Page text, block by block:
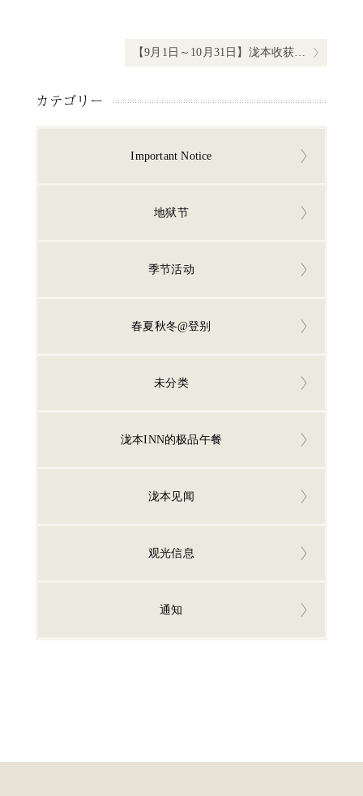
Next post:
【9月1日～10月31日】泷本收获祭2019相关信息
カテゴリー
Important Notice
地狱节
季节活动
春夏秋冬@登别
未分类
泷本INN的极品午餐
泷本见闻
观光信息
通知